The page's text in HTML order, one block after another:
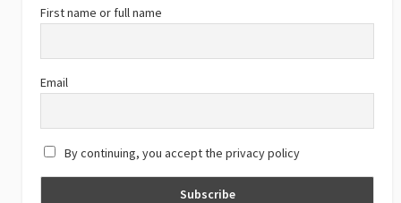
o
k
m b
e
a
n
First name or full name
Email
By continuing, you accept the privacy policy